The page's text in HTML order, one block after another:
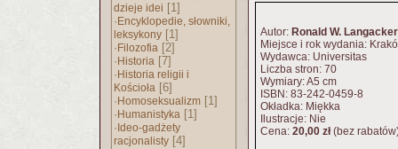
dzieje idei [1]
· Encyklopedie, słowniki,
leksykony [1]
· Filozofia [2]
· Historia [7]
· Historia religii i
Kościoła [6]
· Homoseksualizm [1]
· Humanistyka [1]
· Ideo-gadżety
racjonalisty [4]
Autor: Ronald W. Langacker
Miejsce i rok wydania:
Wydawca: Universitas
Liczba stron: 70
Wymiary: A5 cm
ISBN: 83-242-0459-8
Okładka: Miękka
Ilustracje: Nie
Cena: 20,00 zł(bez